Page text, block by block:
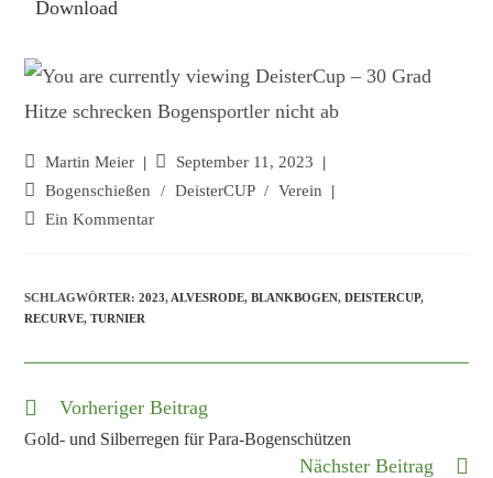
Download
Martin Meier
September 11, 2023
Bogenschießen
/ DeisterCUP / Verein
Ein Kommentar
SCHLAGWÖRTER:2023, ALVESRODE, BLANKBOGEN, DEISTERCUP,
RECURVE, TURNIER
Vorheriger Beitrag
Gold- und Silberregen für Para-Bogenschützen
Nächster Beitrag